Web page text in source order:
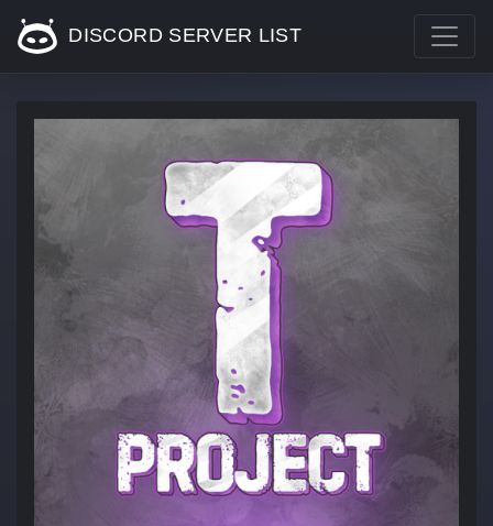
DISCORD SERVER LIST